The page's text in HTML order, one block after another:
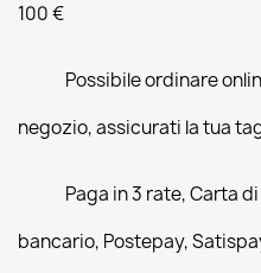
100 €
Possibile ordinare
negozio, assicurati la tua
Paga in 3 rate, Carta
bancario, Postepay,